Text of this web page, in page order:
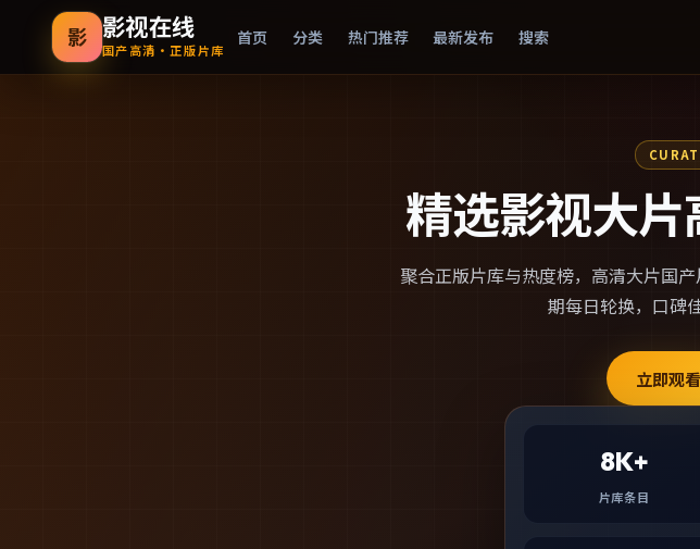
影 影视在线
国产高清·正版片库
首页 分类 热门推荐 最新发布 搜索
精选影视大
聚合正版片库与热度榜， 高清大片国产
期每日轮换，口碑
立即观看
8K+
片库条目